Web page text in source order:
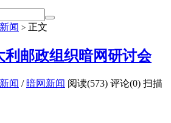
闻 > 正文
利邮政组织暗网研讨会
闻 / 暗网新闻 阅读(573) 评论(0) 扫描